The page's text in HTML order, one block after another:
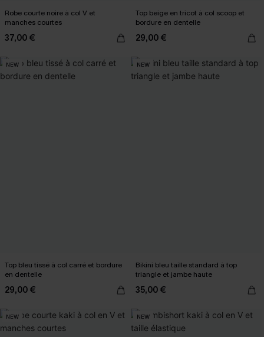
Robe courte noire à col V et
manches courtes
37,00 €
Top beige en tricot à col scoop et
bordure en dentelle
29,00 €
NEW
Top bleu tissé à col carré et bordure
en dentelle
29,00 €
NEW
Bikini bleu taille standard à top
triangle et jambe haute
35,00 €
NEW NEW